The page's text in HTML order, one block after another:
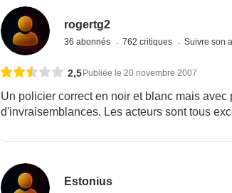
rogertg2
36 abonnés 762 critiques Suivre son
2,5 Publiée le 20 novembre 2007
Un policier correct en noir et blanc mais
d'invraisemblances. Les acteurs sont tous
Estonius